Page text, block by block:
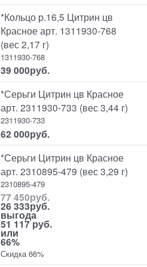
*Кольцо р.16,5 Цитрин цв
Красное арт. 1311930-768
(вес 2,17 г)
1311930-768
39 000руб.
*Серьги Цитрин цв Красное
арт. 2311930-733 (вес 3,44 г)
2311930-733
62 000руб.
*Серьги Цитрин цв Красное
арт. 2310895-479 (вес 3,29 г)
2310895-479
77 450руб.
26 333руб.
выгода
51 117 руб.
или
66%
Скидка 66%